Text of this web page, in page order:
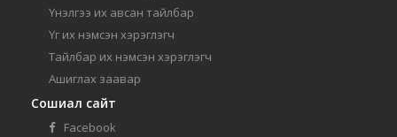
Үнэлгээ их авсан тайлбар
Үг их нэмсэн хэрэглэгч
Тайлбар их нэмсэн хэрэглэгч
Ашиглах заавар
Сошиал сайт
Facebook